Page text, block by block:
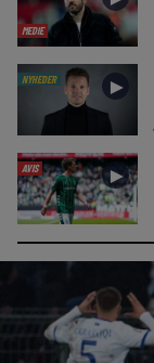
MEDIE
NYHEDER ►
AVIS ►